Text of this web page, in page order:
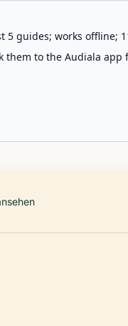
guides; works offline;
them to the Audiala